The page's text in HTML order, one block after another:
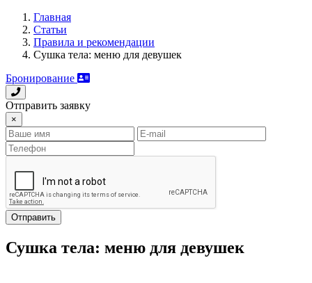
Главная
Статьи
Правила и рекомендации
Сушка тела: меню для девушек
Бронирование
Отправить заявку
×
Отправить
Сушка тела: меню для девушек